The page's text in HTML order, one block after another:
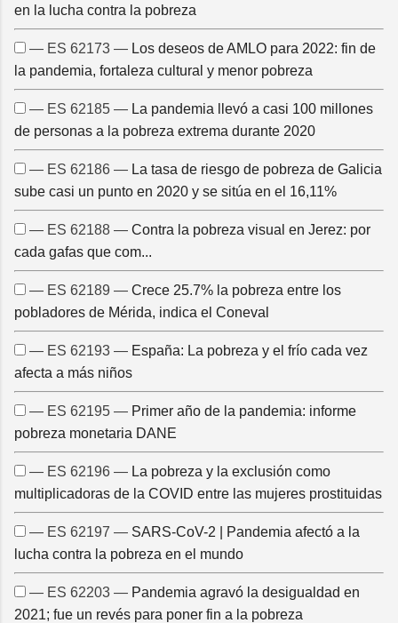
en la lucha contra la pobreza
— ES 62173 — Los deseos de AMLO para 2022: fin de
la pandemia, fortaleza cultural y menor pobreza
— ES 62185 — La pandemia llevó a casi 100 millones
de personas a la pobreza extrema durante 2020
— ES 62186 — La tasa de riesgo de pobreza de Galicia
sube casi un punto en 2020 y se sitúa en el 16,11%
— ES 62188 — Contra la pobreza visual en Jerez: por
cada gafas que com...
— ES 62189 — Crece 25.7% la pobreza entre los
pobladores de Mérida, indica el Coneval
— ES 62193 — España: La pobreza y el frío cada vez
afecta a más niños
— ES 62195 — Primer año de la pandemia: informe
pobreza monetaria DANE
— ES 62196 — La pobreza y la exclusión como
multiplicadoras de la COVID entre las mujeres prostituidas
— ES 62197 — SARS-CoV-2 | Pandemia afectó a la
lucha contra la pobreza en el mundo
— ES 62203 — Pandemia agravó la desigualdad en
2021; fue un revés para poner fin a la pobreza